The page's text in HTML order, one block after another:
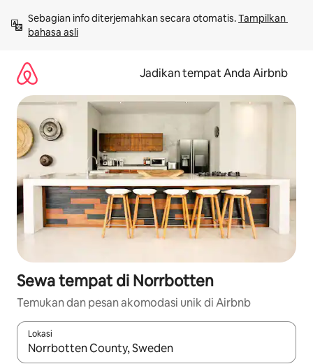
langsung
lihat
Sebagian info diterjemahkan secara otomatis. Tampilkan
bahasa asli
Jadikan tempat Anda Airbnb
Sewa tempat di Norrbotten
Temukan dan pesan akomodasi unik di Airbnb
Lokasi
Jika hasil yang dicari tersedia, telusuri dengan tombol panah